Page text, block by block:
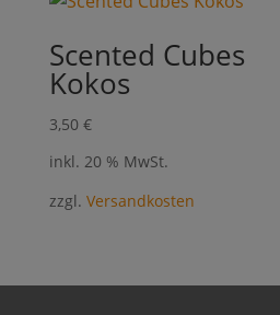
Scented Cubes
Kokos
3,50 €
inkl. 20 % MwSt.
zzgl. Versandkosten